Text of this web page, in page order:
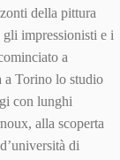
della pittura
impressionisti e i
a
a Torino lo studio
con lunghi
alla scoperta
di